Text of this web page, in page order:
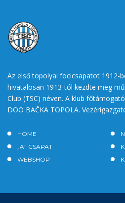
Az első topolyai focicsapatot 1912-
hivatalosan 1913-tól kezdte meg
Club (TSC) néven. A klub
DOO BAČKA TOPOLA.
HOME
„A” CSAPAT
WEBSHOP